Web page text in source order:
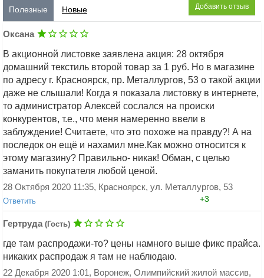
Добавить отзыв
Полезные Новые
Оксана
В акционной листовке заявлена акция: 28 октября
домашний текстиль второй товар за 1 руб. Но в магазине
по адресу г. Красноярск, пр. Металлургов, 53 о такой акции
даже не слышали! Когда я показала листовку в интернете,
то администратор Алексей сослался на происки
конкурентов, т.е., что меня намеренно ввели в
заблуждение! Считаете, что это похоже на правду?! А на
последок он ещё и нахамил мне.Как можно относится к
этому магазину? Правильно- никак! Обман, с целью
заманить покупателя любой ценой.
28 Октября 2020 11:35, Красноярск, ул. Металлургов, 53
Ответить +3
Гертруда (Гость)
где там распродажи-то? цены намного выше фикс прайса.
никаких распродаж я там не наблюдаю.
22 Декабря 2020 1:01, Воронеж, Олимпийский жилой массив,